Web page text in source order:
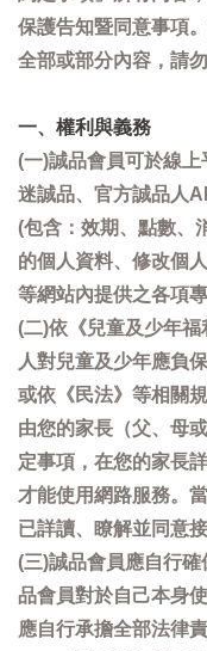
保護告知暨同意事項
全部或部分內容，請
一、權利與義務
(一)誠品會員可於線上
迷誠品、官方誠品人
(包含：效期、點數、
的個人資料、修改個
等網站內提供之各項專
(二)依《兒童及少年
人對兒童及少年應負
或依《民法》等相關
由您的家長（父、母
定事項，在您的家長
才能使用網路服務。
已詳讀、瞭解並同意
(三)誠品會員應自行
品會員對於自己本身
應自行承擔全部法律